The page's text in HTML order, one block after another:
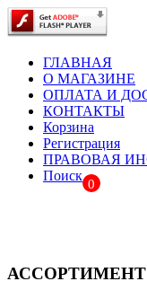
ГЛАВНАЯ
О МАГАЗИНЕ
ОПЛАТА И
КОНТАКТЫ
Корзина
Регистрация
ПРАВОВАЯ
Поиск
0
АССОРТИМЕНТ